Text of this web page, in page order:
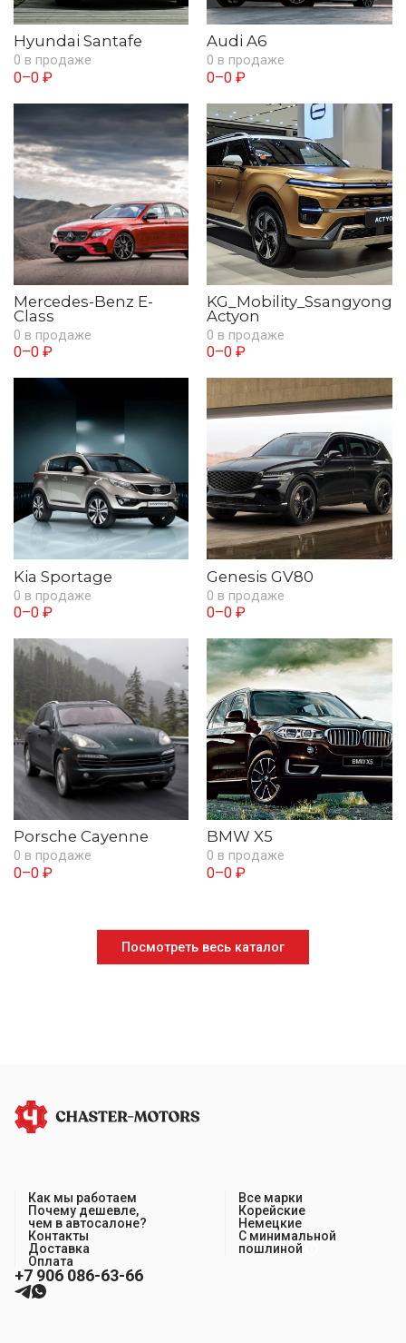
Hyundai Santafe
0 в продаже
0–0 ₽
Audi A6
0 в продаже
0–0 ₽
Mercedes-Benz E-
Class
0 в продаже
0–0 ₽
KG_Mobility_Ssangyong
Actyon
0 в продаже
0–0 ₽
Kia Sportage
0 в продаже
0–0 ₽
Genesis GV80
0 в продаже
0–0 ₽
Porsche Cayenne
0 в продаже
0–0 ₽
BMW X5
0 в продаже
0–0 ₽
Посмотреть весь каталог
Как мы работаем
Почему дешевле,
чем в автосалоне?
Контакты
Доставка
Оплата
Все марки
Корейские
Немецкие
С минимальной
пошлиной
+7 906 086-63-66